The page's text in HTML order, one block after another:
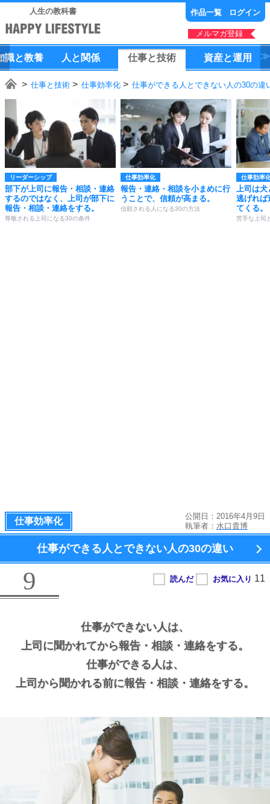
人生の教科書 作品一覧 ログイン
メルマガ登録
識と教養 人 と 関係 仕事と技術 資産と運用
仕事と技術 仕事効率化 仕事ができる人とできない人の30の違
リーダーシップ
部下が上司に報告・相談・連絡
するのではなく、上司が部下に
報告・相談・連絡をする。
尊敬される上司になる30の条件
仕事効率化
報告・連絡・相談を小まめに行
うことで、信頼が高まる。
信頼される人になる30の方法
仕事効率
上司は犬
逃げれば
てくる。
苦手な上司
仕事効率化
公開日：2016年4月9日
執筆者： 水口貴博
仕事ができる人とできない人の30の違い
9
仕事ができない人は、
上司に聞かれてから報告・相談・連絡をする。
仕事ができる人は、
上司から聞かれる前に報告・相談・連絡をする。